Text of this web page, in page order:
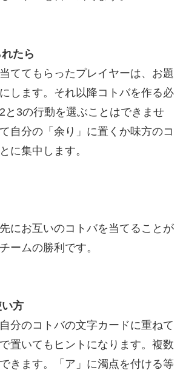
たら
ててもらったプレイヤーは、お題
します。それ以降コトバを作る必
と3の行動を選ぶことはできませ
自分の「余り」に置くか味方のコ
に集中します。
にお互いのコトバを当てることが
ームの勝利です。
方
分のコトバの文字カードに重ねて
置いてもヒントになります。複数
きます。「ア」に濁点を付ける等